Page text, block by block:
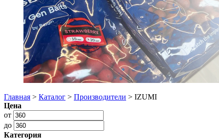
Главная > Каталог > Производители > IZUMI
Цена
от
до
Категория